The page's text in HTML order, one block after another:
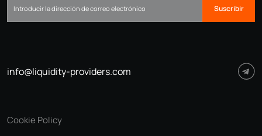
Suscribir
info@liquidity-providers.com
Cookie Policy